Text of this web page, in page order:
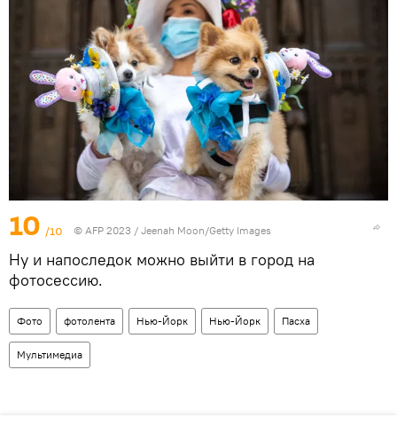
10 /10 © AFP 2023 / Jeenah Moon/Getty Images
Ну и напоследок можно выйти в город на
фотосессию.
Фото фотолента Нью-Йорк Нью-Йорк Пасха
Мультимедиа